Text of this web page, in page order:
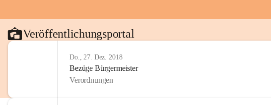
Veröffentlichungsportal
Do., 27. Dez. 2018
Bezüge Bürgermeister
Verordnungen